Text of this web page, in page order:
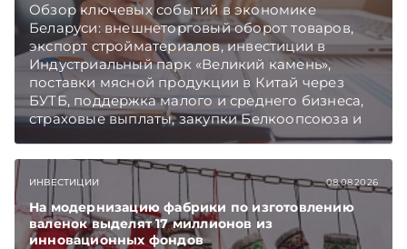
Обзор ключевых событий в экономике
Беларуси: внешнеторговый оборот товаров,
экспорт стройматериалов, инвестиции в
Индустриальный парк «Великий камень»,
поставки мясной продукции в Китай через
БУТБ, поддержка малого и среднего бизнеса,
страховые выплаты, закупки Белкоопсоюза и
рост продаж новых автомобилей.
Подписывайтесь на Telegram‑канал и Viber.
Главное об экономике Беларуси — раньше,
чем в новостях TelegramViber
ИНВЕСТИЦИИ 08.08.2026
На модернизацию фабрики по изготовлению
валенок выделят 17 миллионов из
инновационных фондов